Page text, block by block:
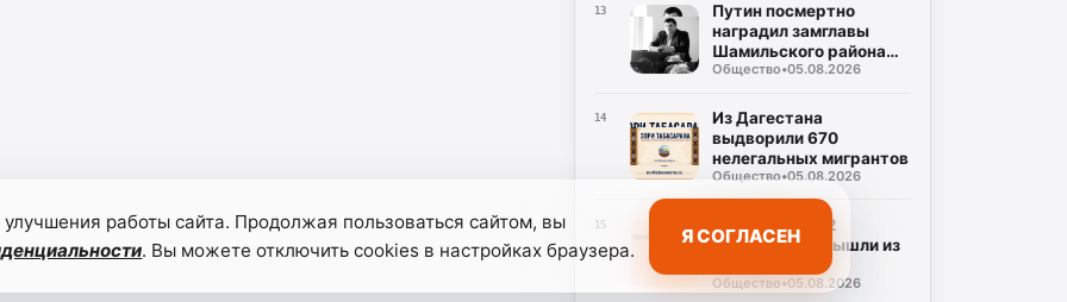
13
Путин посмертно
наградил замглавы
Шамильского района
медалью «За отвагу»
Общество•05.08.2026
14
Из Дагестана
выдворили 670
нелегальных мигрантов
Общество•05.08.2026
15
В Каспийске 12
мусоровозов вышли из
некачественного
Общество•05.08.2026
работы сайта. Продолжая пользоваться сайтом, вы
. Вы можете отключить cookies в настройках браузера.
Я СОГЛАСЕН